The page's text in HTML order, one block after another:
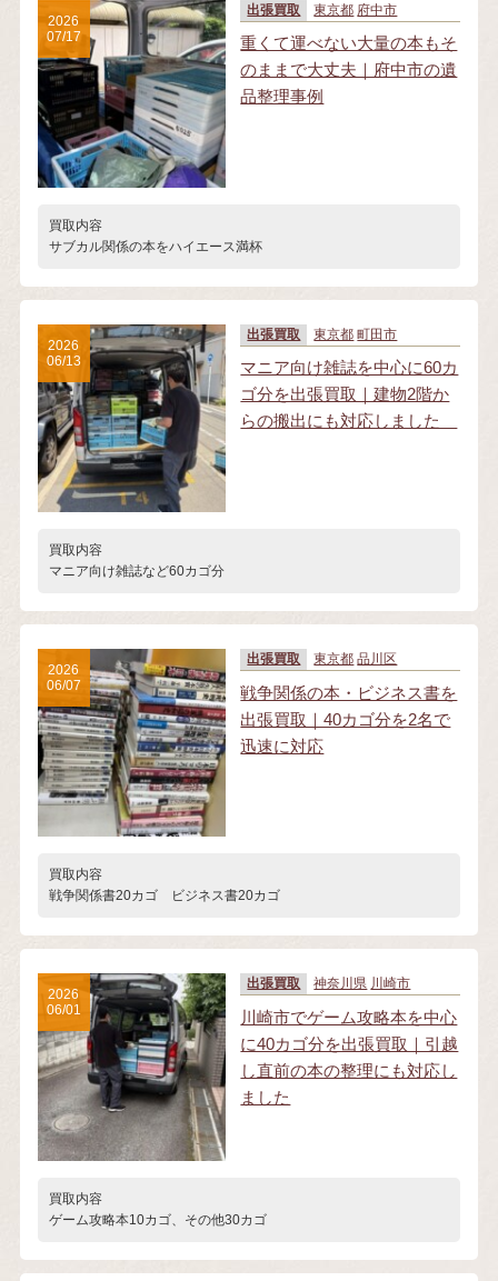
出張買取 東京都 府中市
重くて運べない大量の本もそ
のままで大丈夫｜府中市の遺
品整理事例
買取内容
サブカル関係の本をハイエース満杯
2026
07/17
出張買取 東京都 町田市
マニア向け雑誌を中心に60カ
ゴ分を出張買取｜建物2階か
らの搬出にも対応しました
買取内容
マニア向け雑誌など60カゴ分
2026
06/13
出張買取 東京都 品川区
戦争関係の本・ビジネス書を
出張買取｜40カゴ分を2名で
迅速に対応
買取内容
戦争関係書20カゴ ビジネス書20カゴ
2026
06/07
出張買取 神奈川県 川崎市
川崎市でゲーム攻略本を中心
に40カゴ分を出張買取｜引越
し直前の本の整理にも対応し
ました
買取内容
ゲーム攻略本10カゴ、その他30カゴ
2026
06/01